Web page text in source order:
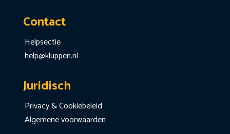
Contact
Helpsectie
help@kluppen.nl
Juridisch
Privacy & Cookiebeleid
Algemene voorwaarden